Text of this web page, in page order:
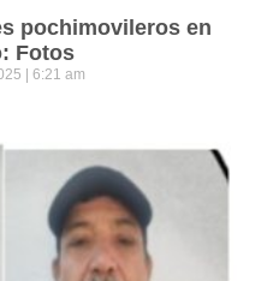
pochimovileros en
Fotos
6:21 am